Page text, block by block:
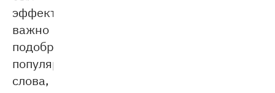
эффективным,
важно
подобрать
популярные
слова,